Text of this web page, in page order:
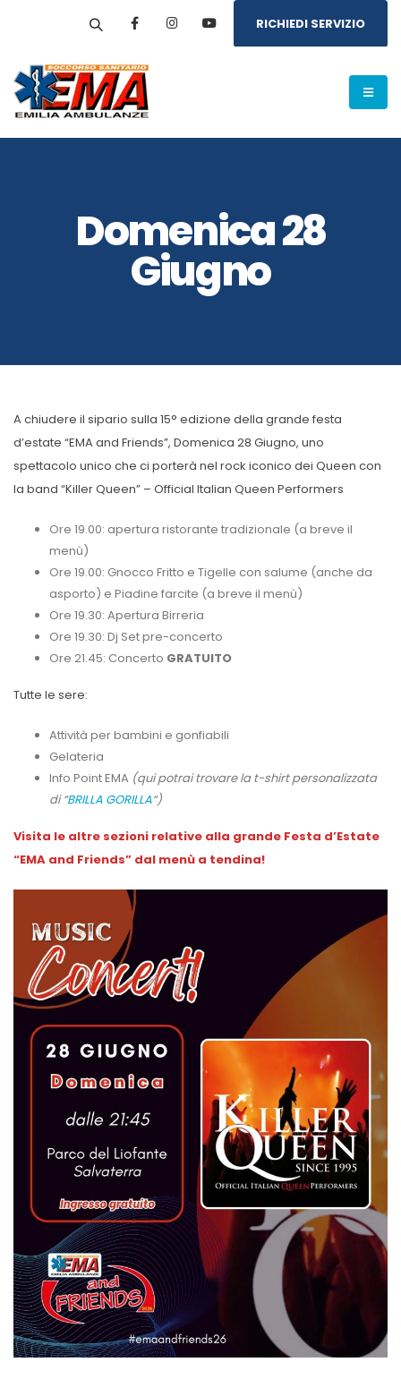
RICHIEDI SERVIZIO
Domenica 28
Giugno
A chiudere il sipario sulla 15° edizione della grande festa
d’estate “EMA and Friends”, Domenica 28 Giugno, uno
spettacolo unico che ci porterà nel rock iconico dei Queen con
la band “Killer Queen” – Official Italian Queen Performers
Ore 19.00: apertura ristorante tradizionale (a breve il
menù)
Ore 19.00: Gnocco Fritto e Tigelle con salume (anche da
asporto) e Piadine farcite (a breve il menù)
Ore 19.30: Apertura Birreria
Ore 19.30: Dj Set pre-concerto
Ore 21.45: Concerto GRATUITO
Tutte le sere:
Attività per bambini e gonfiabili
Gelateria
Info Point EMA (qui potrai trovare la t-shirt personalizzata
di “BRILLA GORILLA“)
Visita le altre sezioni relative alla grande Festa d’Estate
“EMA and Friends” dal menù a tendina!